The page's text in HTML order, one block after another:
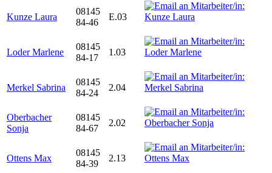
Kunze Laura
08145
84-46
E.03
Loder Marlene
08145
84-17
1.03
Merkel Sabrina
08145
84-24
2.04
Oberbacher
Sonja
08145
84-67
2.02
Ottens Max
08145
84-39
2.13